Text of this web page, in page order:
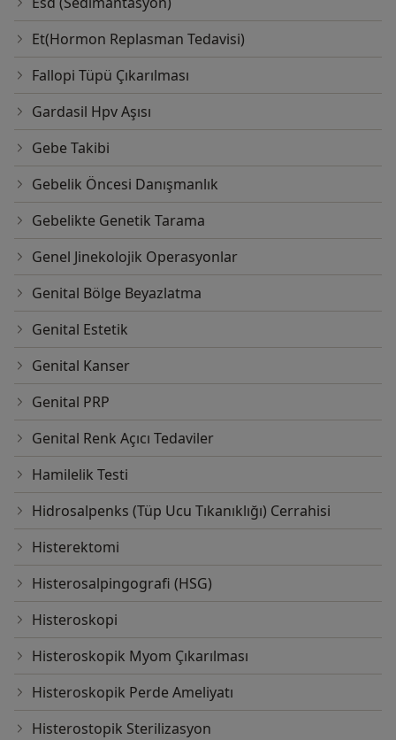
Et(Hormon Replasman Tedavisi)
Fallopi Tüpü Çıkarılması
Gardasil Hpv Aşısı
Gebe Takibi
Gebelik Öncesi Danışmanlık
Gebelikte Genetik Tarama
Genel Jinekolojik Operasyonlar
Genital Bölge Beyazlatma
Genital Estetik
Genital Kanser
Genital PRP
Genital Renk Açıcı Tedaviler
Hamilelik Testi
Hidrosalpenks (Tüp Ucu Tıkanıklığı) Cerrahisi
Histerektomi
Histerosalpingografi (HSG)
Histeroskopi
Histeroskopik Myom Çıkarılması
Histeroskopik Perde Ameliyatı
Histerostopik Sterilizasyon